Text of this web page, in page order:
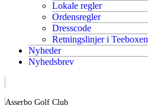
Lokale regler
Ordensregler
Dresscode
Retningslinjer i Teeboxen
Nyheder
Nyhedsbrev
Asserbo Golf Club